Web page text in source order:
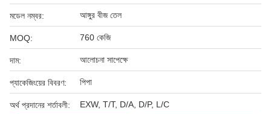
মডেল নম্বর: আঙ্গুর বীজ তেল
MOQ: 760 কেজি
দাম: আলোচনা সাপেক্ষে
প্যাকেজিংয়ের বিবরণ: পিপা
অর্থ প্রদানের শর্তাবলী: EXW, T/T, D/A, D/P, L/C